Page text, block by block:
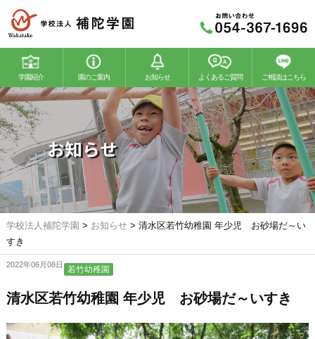
学園紹介 園のご案内
若竹幼稚園 若竹こどもの森
お知らせ よくあるご質問 ご相談はこちら
お知らせ
学校法人補陀学園 > お知らせ> 清水区若竹幼稚園 年少児 お砂場だ～い
すき
2022年06月08日 若竹幼稚園
清水区若竹幼稚園 年少児 お砂場だ～いすき